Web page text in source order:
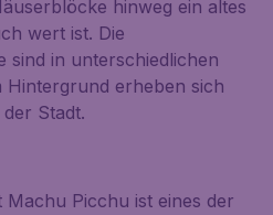
hinweg ein altes
wert ist. Die
sind in unterschiedlichen
Hintergrund erheben sich
Stadt.
Machu Picchu ist eines der